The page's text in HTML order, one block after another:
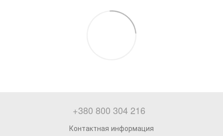
+380 800 304 216
Контактная информация